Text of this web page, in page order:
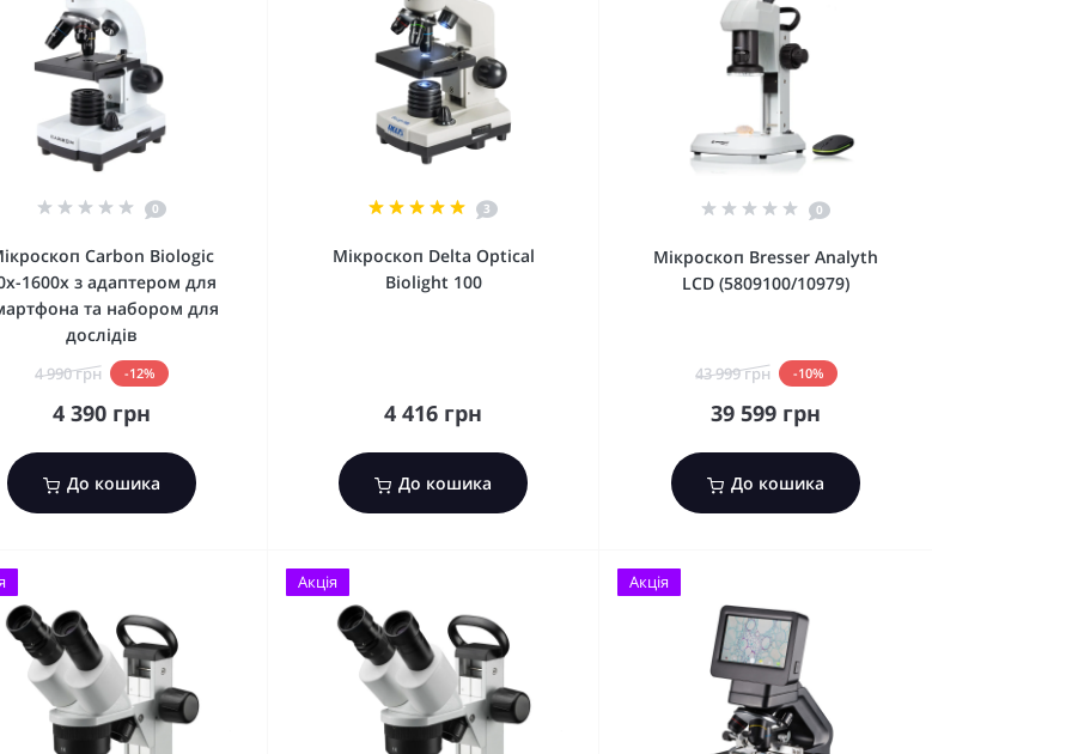
0
Carbon Biologic
1600x з адаптером для
та набором для
дослідів
4 990 грн -12%
4 390 грн
До кошика
3
Мікроскоп Delta Optical
Biolight 100
4 416 грн
До кошика
0
Мікроскоп Bresser Analyth
LCD (5809100/10979)
43 999 грн -10%
39 599 грн
До кошика
Акція Акція